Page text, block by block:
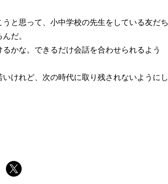
と思って、小中学校の先生をしている友だち
だ。
かな。できるだけ会話を合わせられるよう
けれど、次の時代に取り残されないようにし